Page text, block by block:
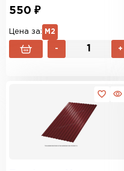
550 ₽
Цена за: М2
- +